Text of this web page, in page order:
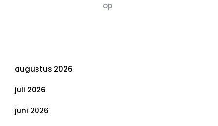
op
augustus 2026
juli 2026
juni 2026